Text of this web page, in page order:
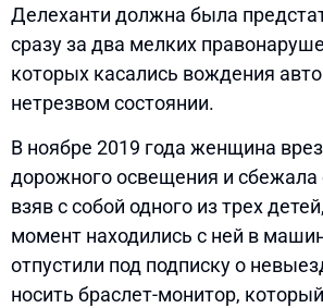
Делеханти должна была
сразу за два мелких
которых касались вождения
нетрезвом состоянии.
В ноябре 2019 года женщина
дорожного освещения и сбежала
взяв с собой одного из трех
момент находились с ней в
отпустили под подписку о
носить браслет-монитор,